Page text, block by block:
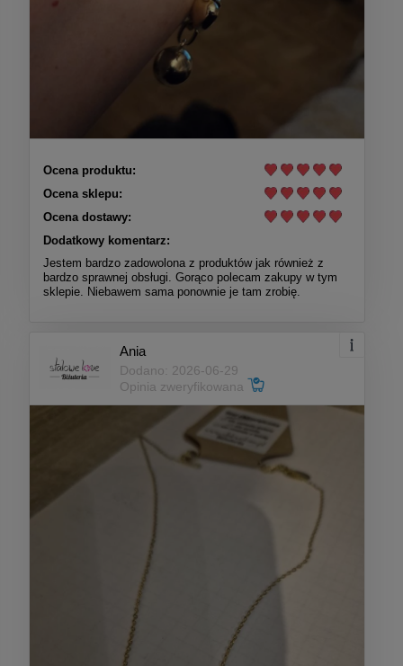
Ocena produktu:
Ocena sklepu:
Ocena dostawy:
Dodatkowy komentarz:
Jestem bardzo zadowolona z produktów jak również z
bardzo sprawnej obsługi. Gorąco polecam zakupy w tym
sklepie. Niebawem sama ponownie je tam zrobię.
Ania
Dodano: 2026-06-29
Opinia zweryfikowana